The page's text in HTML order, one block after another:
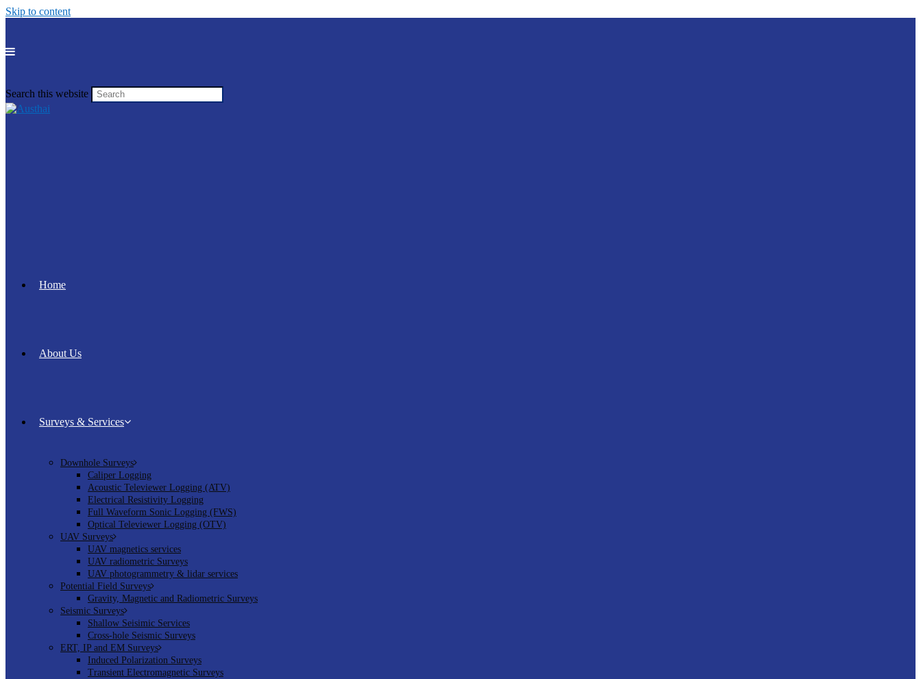
Skip to content
Search this website
Home
About Us
Surveys & Services
Downhole Surveys
Caliper Logging
Acoustic Televiewer Logging (ATV)
Electrical Resistivity Logging
Full Waveform Sonic Logging (FWS)
Optical Televiewer Logging (OTV)
UAV Surveys
UAV magnetics services
UAV radiometric Surveys
UAV photogrammetry & lidar services
Potential Field Surveys
Gravity, Magnetic and Radiometric Surveys
Seismic Surveys
Shallow Seisimic Services
Cross-hole Seismic Surveys
ERT, IP and EM Surveys
Induced Polarization Surveys
Transient Electromagnetic Surveys